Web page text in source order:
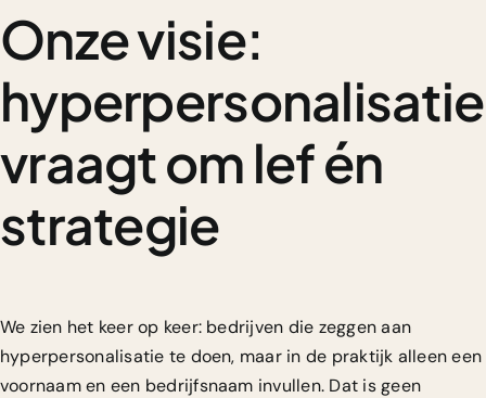
Onze visie:
hyperpersonalisatie
vraagt om lef én
strategie
We zien het keer op keer: bedrijven die zeggen aan
hyperpersonalisatie te doen, maar in de praktijk alleen een
voornaam en een bedrijfsnaam invullen. Dat is geen